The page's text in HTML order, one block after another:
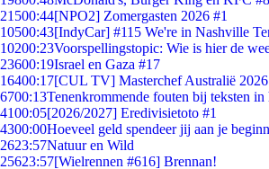
21500:44[NPO2] Zomergasten 2026 #1
10500:43[IndyCar] #115 We're in Nashville
10200:23Voorspellingstopic: Wie is hier de
23600:19Israel en Gaza #17
16400:17[CUL TV] Masterchef Australië 2026
6700:13Tenenkrommende fouten bij teksten in
4100:05[2026/2027] Eredivisietoto #1
4300:00Hoeveel geld spendeer jij aan je
2623:57Natuur en Wild
25623:57[Wielrennen #616] Brennan!